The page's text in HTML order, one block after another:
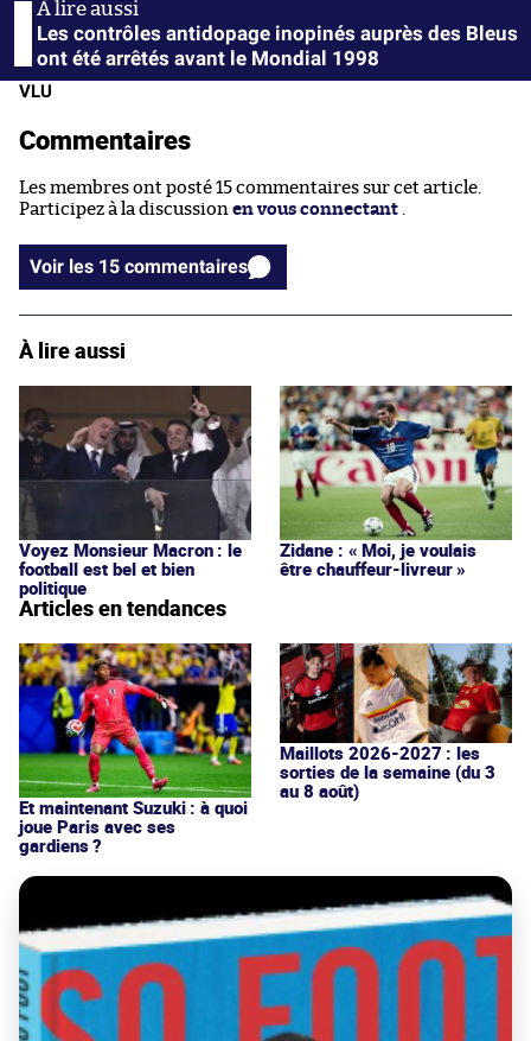
Les contrôles antidopage inopinés auprès des Bleus
ont été arrêtés avant le Mondial 1998
VLU
Commentaires
Les membres ont posté 15 commentaires sur cet article.
Participez à la discussion en vous connectant
Voir les 15 commentaires
À lire aussi
Voyez Monsieur Macron : le
football est bel et bien
politique
Zidane : « Moi, je voulais
être chauffeur-livreur »
Articles en tendances
Et maintenant Suzuki : à quoi
joue Paris avec ses
gardiens ?
Maillots 2026-2027 : les
sorties de la semaine (du 3
au 8 août)